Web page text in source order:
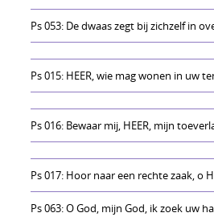
Ps 053: De dwaas zegt bij zichzelf in
Ps 015: HEER, wie mag wonen in uw
Ps 016: Bewaar mij, HEER, mijn
Ps 017: Hoor naar een rechte zaak, o
Ps 063: O God, mijn God, ik zoek uw